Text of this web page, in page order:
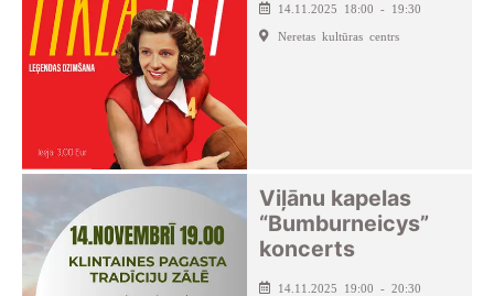
14.11.2025 18:00 - 19:30
Neretas kultūras centrs
Viļānu kapelas
“Bumburneicys”
koncerts
14.11.2025 19:00 - 20:30